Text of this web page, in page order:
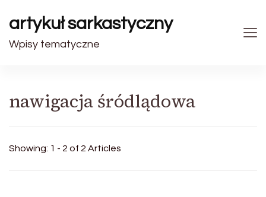
artykuł sarkastyczny
Wpisy tematyczne
nawigacja śródlądowa
Showing: 1 - 2 of 2 Articles